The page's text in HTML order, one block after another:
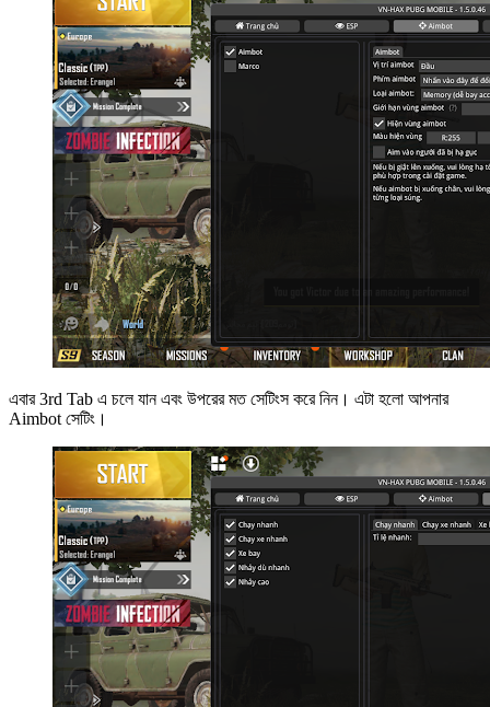
এবার 3rd Tab এ চলে যান এবং উপরের মত সেটিংস করে নিন। এটা হলো আপনার
Aimbot সেটিং।